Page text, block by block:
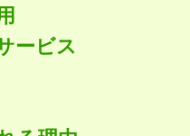
ービス